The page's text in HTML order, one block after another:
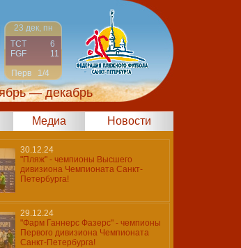
23 дек, пн
ТСТ
6
FGF
11
Перв
1/4
— декабрь
Медиа Новости
30.12.24
"Пляж" - чемпионы Высшего
дивизиона Чемпионата Санкт-
Петербурга!
29.12.24
"Фарм Ганнерс Фазерс" - чемпионы
Первого дивизиона Чемпионата
Санкт-Петербурга!